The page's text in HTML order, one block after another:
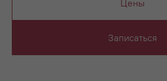
Цены
Записаться